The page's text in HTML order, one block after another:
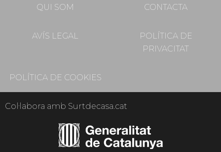
QUI SOM CONTACTA
AVÍS LEGAL
POLÍTICA DE
PRIVACITAT
POLÍTICA DE COOKIES
Col·labora amb Surtdecasa.cat